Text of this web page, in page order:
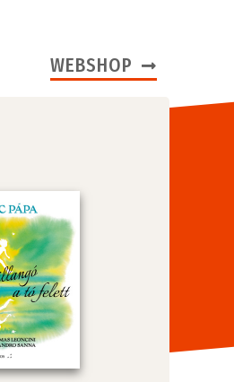
WEBSHOP